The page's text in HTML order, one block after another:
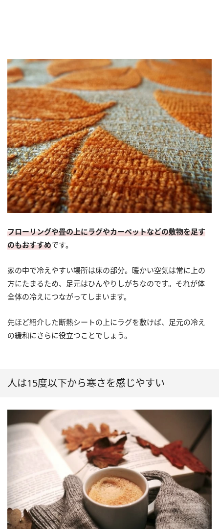
フローリングや畳の上にラグやカーペットなどの敷物を足す
のもおすすめです。
家の中で冷えやすい場所は床の部分。暖かい空気は常に上の
方にたまるため、足元はひんやりしがちなのです。それが体
全体の冷えにつながってしまいます。
先ほど紹介した断熱シートの上にラグを敷けば、足元の冷え
の緩和にさらに役立つことでしょう。
人は15度以下から寒さを感じやすい